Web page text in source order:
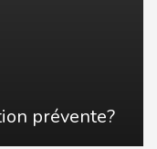
prévente?